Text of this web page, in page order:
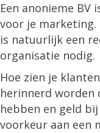
Een anonieme
voor je
is natuurlijk een
organisatie nodig.
Hoe zien je
herinnerd worden
hebben en geld
voorkeur aan een